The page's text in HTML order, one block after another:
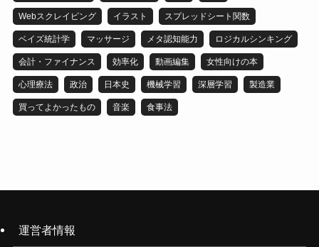
Webスクレイピング イラスト スプレッドシート関数
ベイズ統計学 マッサージ メタ認知能力 ロジカルシンキング
会計・ファイナンス 効率化 動画編集 女性向けの本
心理療法 政治 日本史 機械学習 深層学習 製造業
買ってよかったもの 音楽 食事法
運営者情報